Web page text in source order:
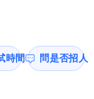
時間 問是否招人